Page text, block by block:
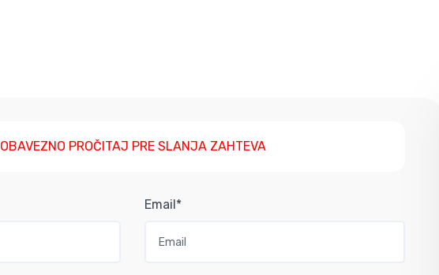
OBAVEZNO PROČITAJ PRE SLANJA ZAHTEVA
Email*